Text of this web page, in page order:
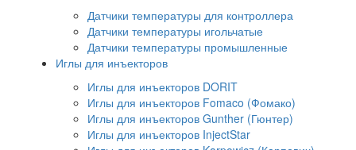
Датчики температуры для контроллера
Датчики температуры игольчатые
Датчики температуры промышленные
Иглы для инъекторов
Иглы для инъекторов DORIT
Иглы для инъекторов Fomaco (Фомако)
Иглы для инъекторов Gunther (Гюнтер)
Иглы для инъекторов InjectStar